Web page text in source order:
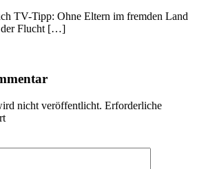
TV-Tipp: Ohne Eltern im fremden Land
der Flucht […]
nicht veröffentlicht. Erforderliche